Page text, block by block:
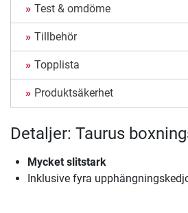
Test & omdöme
Tillbehör
Topplista
Produktsäkerhet
Detaljer: Taurus
Mycket slitstark
Inklusive fyra